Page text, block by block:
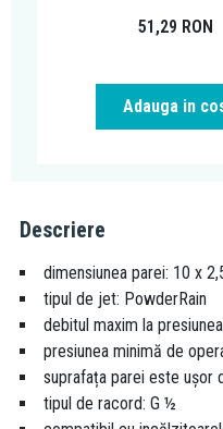
51,29 RON
Adauga in
Descriere
dimensiunea parei: 10 x
tipul de jet: PowderRain
debitul maxim la
presiunea minimă de
suprafața parei este ușor
tipul de racord: G ½